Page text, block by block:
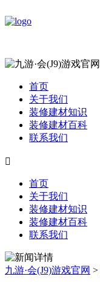
首页
关于我们
装修建材知识
装修建材百科
联系我们

首页
关于我们
装修建材知识
装修建材百科
联系我们
九游·会(J9)游戏官网 >